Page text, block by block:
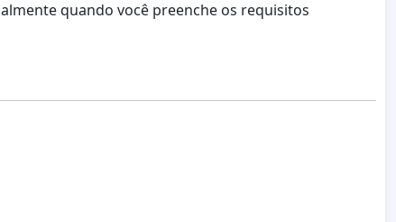
quando você preenche os requisitos